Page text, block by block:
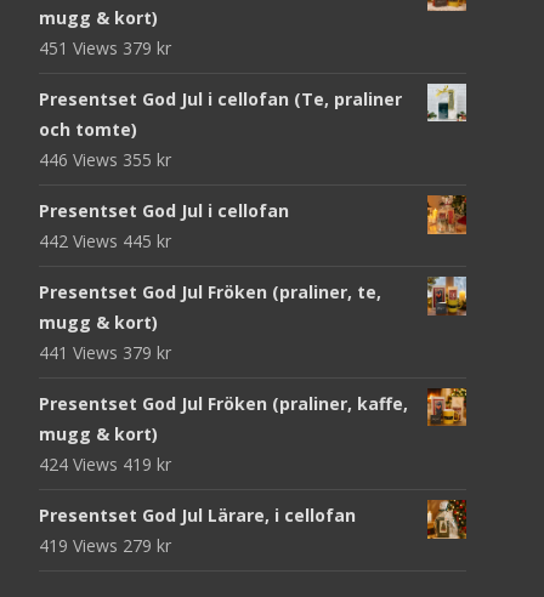
mugg & kort)
451 Views 379 kr
Presentset God Jul i cellofan (Te, praliner
och tomte)
446 Views 355 kr
Presentset God Jul i cellofan
442 Views 445 kr
Presentset God Jul Fröken (praliner, te,
mugg & kort)
441 Views 379 kr
Presentset God Jul Fröken (praliner, kaffe,
mugg & kort)
424 Views 419 kr
Presentset God Jul Lärare, i cellofan
419 Views 279 kr